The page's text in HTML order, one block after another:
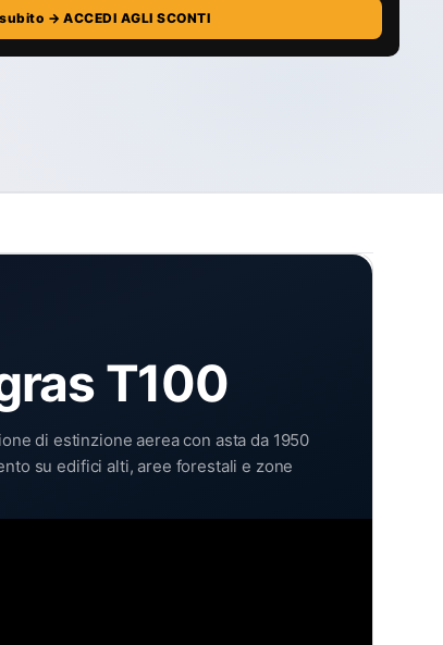
→ ACCEDI AGLI SCONTI
T100
di estinzione aerea con asta da 1950
su edifici alti, aree forestali e zone